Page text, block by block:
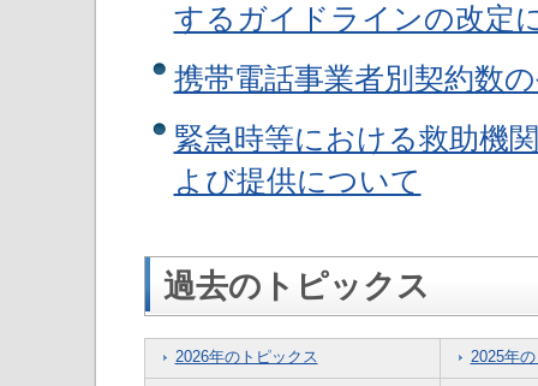
するガイドラインの改定
携帯電話事業者別契約数
緊急時等における救助機
よび提供について
過去のトピックス
2026年のトピックス 2025年